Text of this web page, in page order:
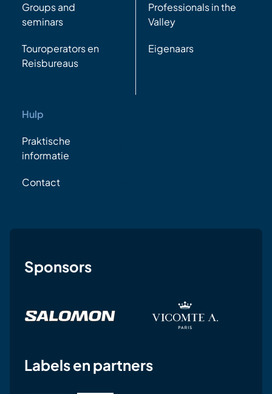
Groups and
seminars
Touroperators en
Reisbureaus
Professionals in the
Valley
Eigenaars
Hulp
Praktische
informatie
Contact
Sponsors
Labels en partners